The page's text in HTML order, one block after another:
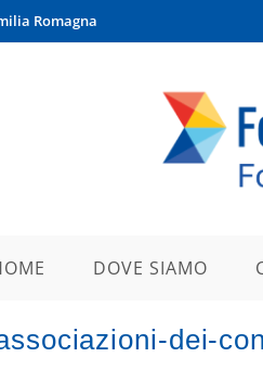
Romagna
DOVE SIAMO
dei-